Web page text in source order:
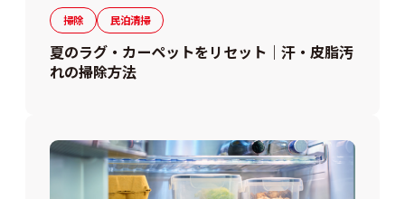
掃除 民泊清掃
夏のラグ・カーペットをリセット｜汗・皮脂汚
れの掃除方法